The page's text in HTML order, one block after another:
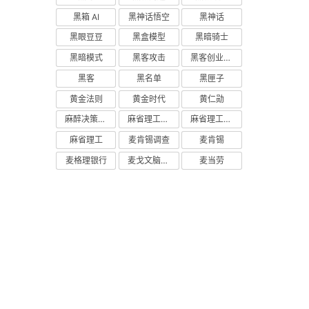
黑箱 AI
黑神话悟空
黑神话
黑眼豆豆
黑盒模型
黑暗骑士
黑暗模式
黑客攻击
黑客创业主义
黑客
黑名单
黑匣子
黄金法则
黄金时代
黄仁勋
麻醉决策支持
麻省理工学院研究
麻省理工学院
麻省理工
麦肯锡调查
麦肯锡
麦格理银行
麦戈文脑研究所 麦当劳